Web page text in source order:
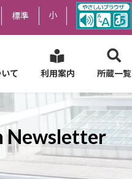
標準 小
て 利用案内 所蔵一覧
Newsletter